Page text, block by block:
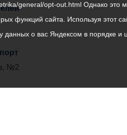
№2
general/opt-out.html Однако это
функций сайта. Используя этот
данных о вас Яндексом в порядке и